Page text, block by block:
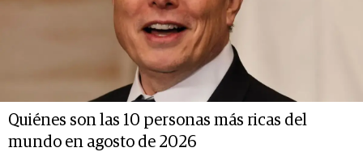
Quiénes son las 10 personas más ricas del
mundo en agosto de 2026